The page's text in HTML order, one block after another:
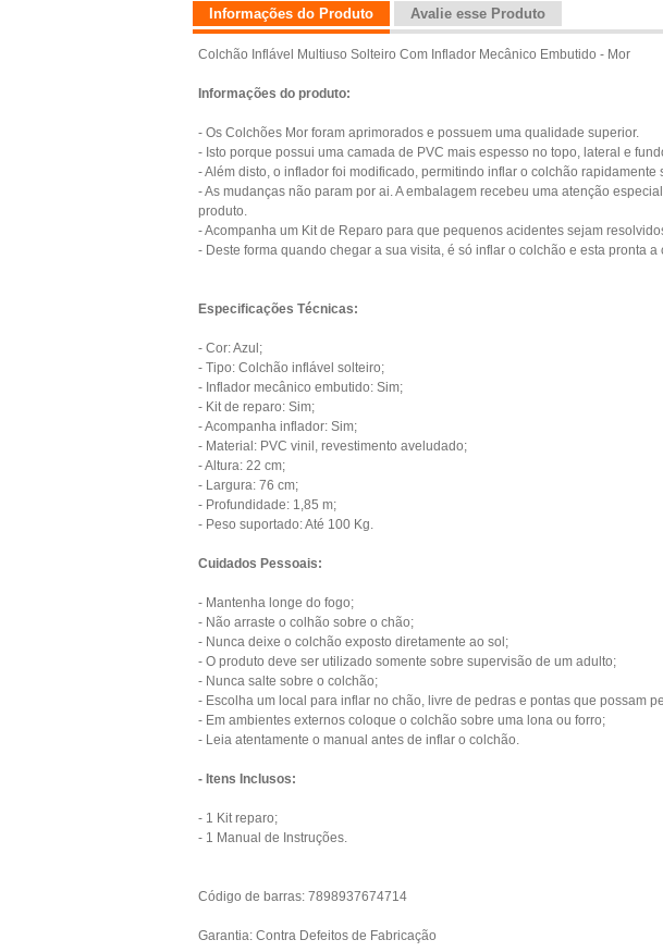
Informações do Produto Avalie esse Produto
Colchão Inflável Multiuso Solteiro Com Inflador Mecânico Embutido - Mor
Informações do produto:
- Os Colchões Mor foram aprimorados e possuem uma qualidade superior.
- Isto porque possui uma camada de PVC mais espesso no topo, lateral e
- Além disto, o inflador foi modificado, permitindo inflar o colchão rapidamente
- As mudanças não param por ai. A embalagem recebeu uma atenção
produto.
- Acompanha um Kit de Reparo para que pequenos acidentes sejam
- Deste forma quando chegar a sua visita, é só inflar o colchão e esta pronta a
Especificações Técnicas:
- Cor: Azul;
- Tipo: Colchão inflável solteiro;
- Inflador mecânico embutido: Sim;
- Kit de reparo: Sim;
- Acompanha inflador: Sim;
- Material: PVC vinil, revestimento aveludado;
- Altura: 22 cm;
- Largura: 76 cm;
- Profundidade: 1,85 m;
- Peso suportado: Até 100 Kg.
Cuidados Pessoais:
- Mantenha longe do fogo;
- Não arraste o colhão sobre o chão;
- Nunca deixe o colchão exposto diretamente ao sol;
- O produto deve ser utilizado somente sobre supervisão de um adulto;
- Nunca salte sobre o colchão;
- Escolha um local para inflar no chão, livre de pedras e pontas que possam
- Em ambientes externos coloque o colchão sobre uma lona ou forro;
- Leia atentamente o manual antes de inflar o colchão.
- Itens Inclusos:
- 1 Kit reparo;
- 1 Manual de Instruções.
Código de barras: 7898937674714
Garantia: Contra Defeitos de Fabricação